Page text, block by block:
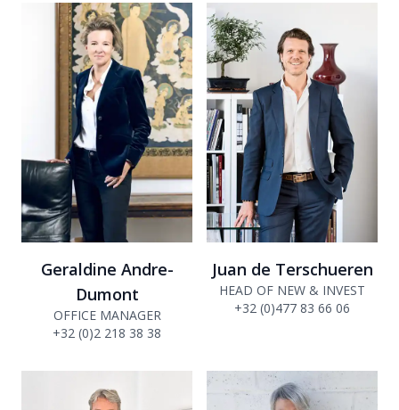
Geraldine Andre-
Dumont
OFFICE MANAGER
+32 (0)2 218 38 38
Juan de Terschueren
HEAD OF NEW & INVEST
+32 (0)477 83 66 06